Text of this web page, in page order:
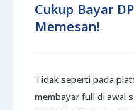
Cukup Bayar
Memesan!
Tidak seperti pada
membayar full di awal